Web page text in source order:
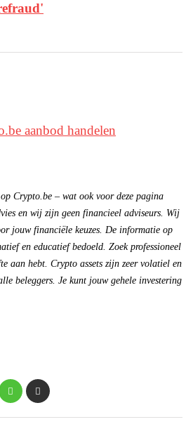
Crypto.be – wat ook voor deze pagina
en wij zijn geen financieel adviseurs. Wij
jouw financiële keuzes. De informatie op
en educatief bedoeld. Zoek professioneel
aan hebt. Crypto assets zijn zeer volatiel en
beleggers. Je kunt jouw gehele investering